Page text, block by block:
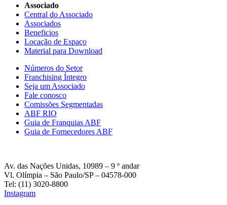
Associado
Central do Associado
Associados
Beneficios
Locação de Espaço
Material para Download
Números do Setor
Franchising Íntegro
Seja um Associado
Fale conosco
Comissões Segmentadas
ABF RIO
Guia de Franquias ABF
Guia de Fornecedores ABF
Av. das Nações Unidas, 10989 – 9 º andar
Vl. Olímpia – São Paulo/SP – 04578-000
Tel: (11) 3020-8800
Instagram